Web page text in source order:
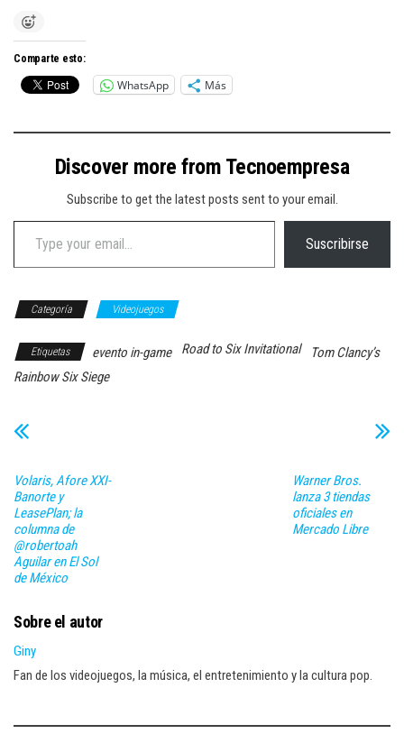
Comparte esto:
WhatsApp Más
Discover more from Tecnoempresa
Subscribe to get the latest posts sent to your email.
Type your email…
Suscribirse
Categoría Videojuegos
Etiquetas evento in-game Road to Six Invitational
Tom Clancy’s
Rainbow Six Siege
Volaris, Afore XXI-
Banorte y
LeasePlan; la
columna de
@robertoah
Aguilar en El Sol
de México
Warner Bros.
lanza 3 tiendas
oficiales en
Mercado Libre
Sobre el autor
Giny
Fan de los videojuegos, la música, el entretenimiento y la cultura pop.